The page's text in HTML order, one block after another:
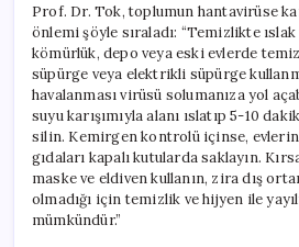
Prof. Dr. Tok, toplumun hantavirüse
önlemi şöyle sıraladı: “Temizlikte
kömürlük, depo veya eski evlerde
süpürge veya elektrikli süpürge
havalanması virüsü solumanıza yol
suyu karışımıyla alanı ıslatıp 5-10
silin. Kemirgen kontrolü içinse,
gıdaları kapalı kutularda saklayın.
maske ve eldiven kullanın, zira dış
olmadığı için temizlik ve hijyen ile
mümkündür.”